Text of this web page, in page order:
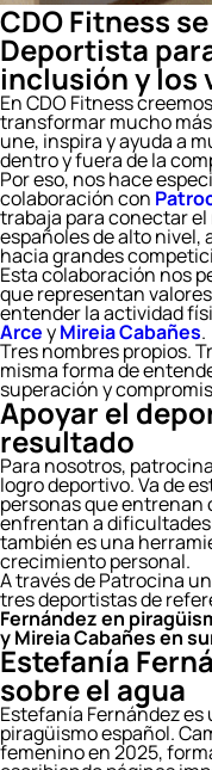
CDO Fitness
Deportista
inclusión y los
En CDO Fitness
transformar mucho
une, inspira y ayuda a
dentro y fuera de la
Por eso, nos hace
colaboración con
trabaja para conectar
españoles de alto nivel,
hacia grandes
Esta colaboración nos
que representan
entender la actividad
ArceyMireia Cabañes.
Tres nombres propios.
misma forma de
superación y
Apoyar el
resultado
Para nosotros,
logro deportivo. Va de
personas que entrenan
enfrentan a
también es una
crecimiento personal.
A través de Patrocina
tres deportistas de
Fernández en
y Mireia Cabañes en
Estefanía
sobre el agua
Estefanía Fernández
piragüismo español.
femenino en 2025,